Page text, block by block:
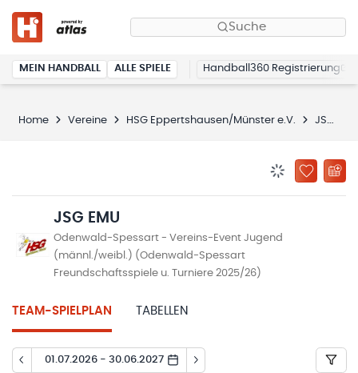
Suche
MEIN HANDBALL ALLE SPIELE Handball360 Registrierung
Home Vereine HSG Eppertshausen/Münster e.V. JSG EMU
ZU
JSG EMU
Odenwald-Spessart - Vereins-Event Jugend
(männl./weibl.) (Odenwald-Spessart
Freundschaftsspiele u. Turniere 2025/26)
TEAM-SPIELPLAN TABELLEN
01.07.2026 - 30.06.2027